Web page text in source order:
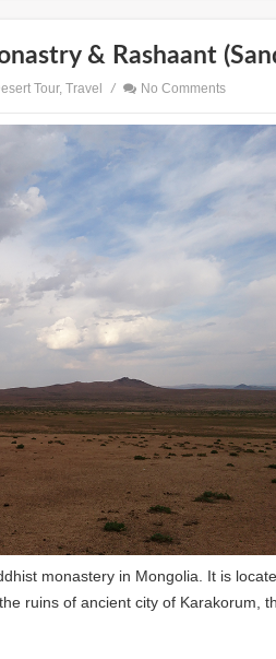
& Rashaant
Tour, Travel / No Comments
monastery in Mongolia. It is
ruins of ancient city of Karakorum,